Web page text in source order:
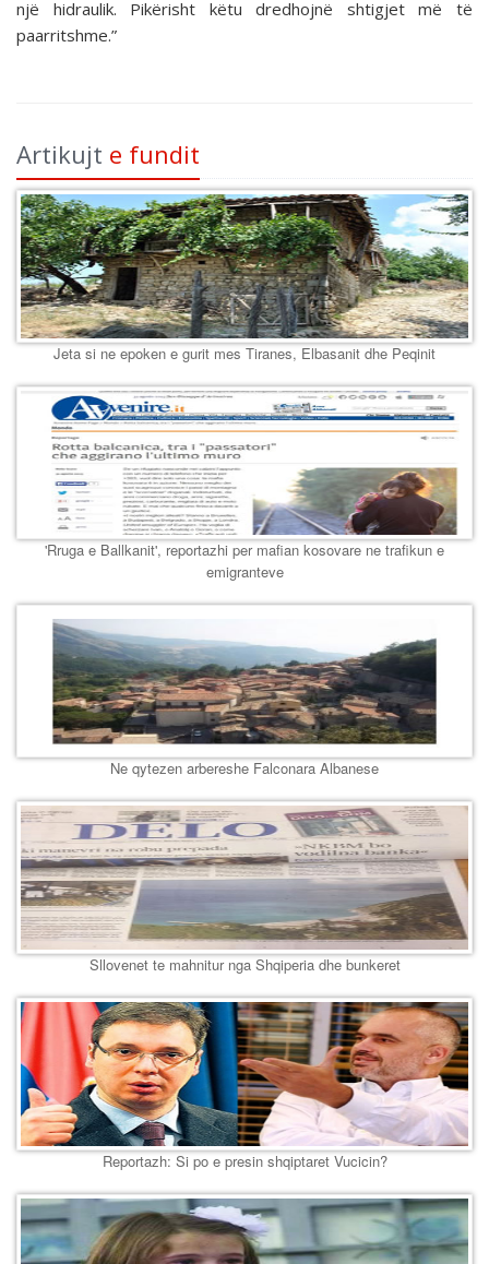
një hidraulik. Pikërisht këtu dredhojnë shtigjet më të
paarritshme.”
Artikujt e fundit
Jeta si ne epoken e gurit mes Tiranes, Elbasanit dhe Peqinit
'Rruga e Ballkanit', reportazhi per mafian kosovare ne trafikun e
emigranteve
Ne qytezen arbereshe Falconara Albanese
Sllovenet te mahnitur nga Shqiperia dhe bunkeret
Reportazh: Si po e presin shqiptaret Vucicin?